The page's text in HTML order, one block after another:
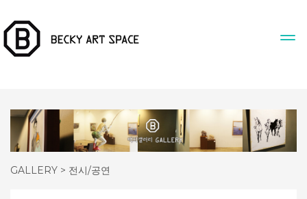
GALLERY > 전시/공연